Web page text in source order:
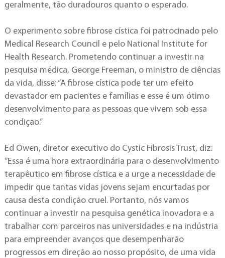
geralmente, tão duradouros quanto o esperado.
O experimento sobre fibrose cística foi patrocinado pelo
Medical Research Council e pelo National Institute for
Health Research. Prometendo continuar a investir na
pesquisa médica, George Freeman, o ministro de ciências
da vida, disse: “A fibrose cística pode ter um efeito
devastador em pacientes e famílias e esse é um ótimo
desenvolvimento para as pessoas que vivem sob essa
condição.”
Ed Owen, diretor executivo do Cystic Fibrosis Trust, diz:
“Essa é uma hora extraordinária para o desenvolvimento
terapêutico em fibrose cística e a urge a necessidade de
impedir que tantas vidas jovens sejam encurtadas por
causa desta condição cruel. Portanto, nós vamos
continuar a investir na pesquisa genética inovadora e a
trabalhar com parceiros nas universidades e na indústria
para empreender avanços que desempenharão
progressos em direção ao nosso propósito, de uma vida